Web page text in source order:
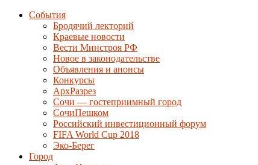
События
Бродячий лекторий
Краевые новости
Вести Минстроя РФ
Новое в законодательстве
Объявления и анонсы
Конкурсы
АрхРазрез
Сочи — гостеприимный город
СочиПешком
Российский инвестиционный форум
FIFA World Cup 2018
Эко-Берег
Город